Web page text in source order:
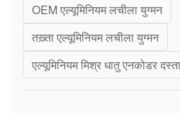
OEM एल्यूमिनियम लचीला युग्मन
तख़्ता एल्यूमिनियम लचीला युग्मन
एल्यूमिनियम मिश्र धातु एनकोडर